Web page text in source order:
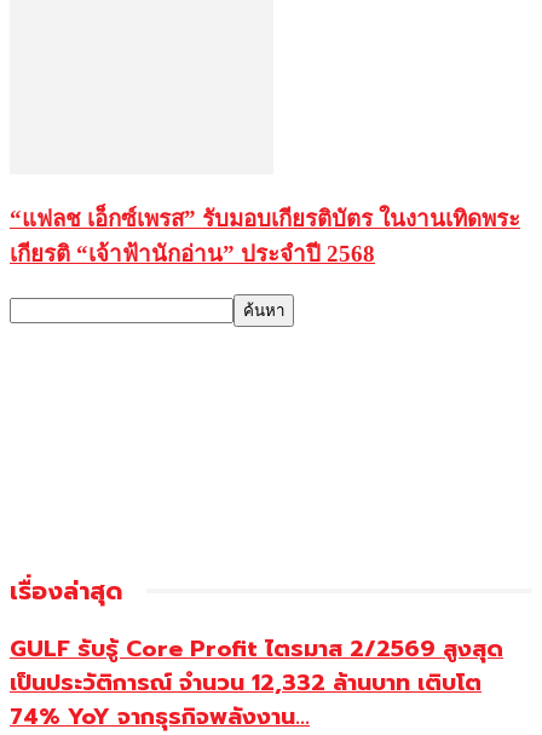
“แฟลช เอ็กซ์เพรส” รับมอบเกียรติบัตร ในงานเทิดพระ
เกียรติ “เจ้าฟ้านักอ่าน” ประจำปี 2568
เรื่องล่าสุด
GULF รับรู้ Core Profit ไตรมาส 2/2569 สูงสุด
เป็นประวัติการณ์ จำนวน 12,332 ล้านบาท เติบโต
74% YoY จากธุรกิจพลังงาน...